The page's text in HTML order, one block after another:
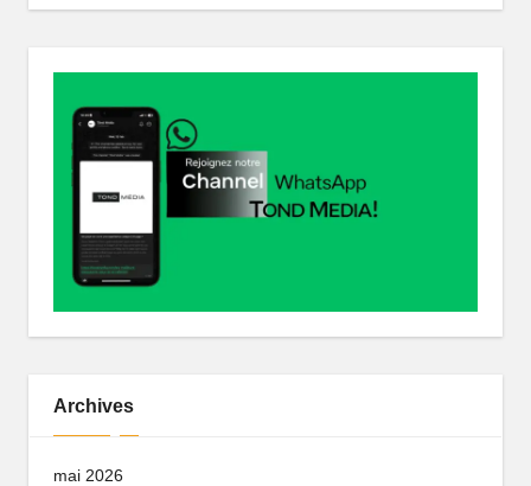
Archives
mai 2026